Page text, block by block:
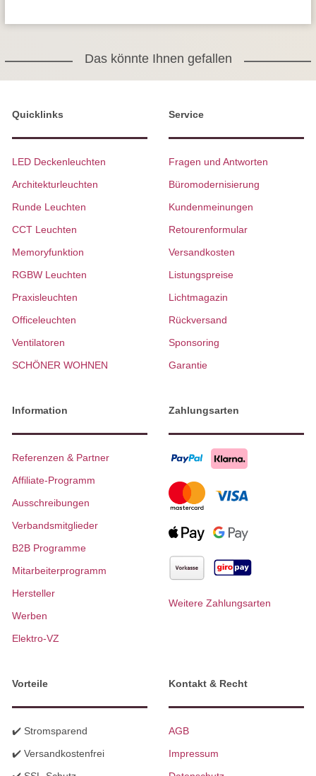
Das könnte Ihnen gefallen
Quicklinks
LED Deckenleuchten
Architekturleuchten
Runde Leuchten
CCT Leuchten
Memoryfunktion
RGBW Leuchten
Praxisleuchten
Officeleuchten
Ventilatoren
SCHÖNER WOHNEN
Service
Fragen und Antworten
Büromodernisierung
Kundenmeinungen
Retourenformular
Versandkosten
Listungspreise
Lichtmagazin
Rückversand
Sponsoring
Garantie
Information
Referenzen & Partner
Affiliate-Programm
Ausschreibungen
Verbandsmitglieder
B2B Programme
Mitarbeiterprogramm
Hersteller
Werben
Elektro-VZ
Zahlungsarten
Weitere Zahlungsarten
Vorteile
✔️ Stromsparend
✔️ Versandkostenfrei
Kontakt & Recht
AGB
Impressum